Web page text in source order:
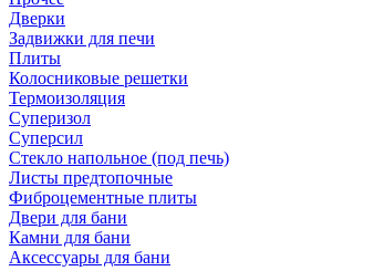
Дверки
Задвижки для печи
Плиты
Колосниковые решетки
Термоизоляция
Суперизол
Суперсил
Стекло напольное (под печь)
Листы предтопочные
Фиброцементные плиты
Двери для бани
Камни для бани
Аксессуары для бани